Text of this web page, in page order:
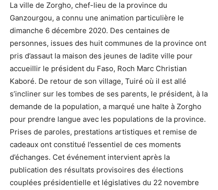
La ville de Zorgho, chef-lieu de la province du
Ganzourgou, a connu une animation particulière le
dimanche 6 décembre 2020. Des centaines de
personnes, issues des huit communes de la province ont
pris d’assaut la maison des jeunes de ladite ville pour
accueillir le président du Faso, Roch Marc Christian
Kaboré. De retour de son village, Tuiré où il est allé
s’incliner sur les tombes de ses parents, le président, à la
demande de la population, a marqué une halte à Zorgho
pour prendre langue avec les populations de la province.
Prises de paroles, prestations artistiques et remise de
cadeaux ont constitué l’essentiel de ces moments
d’échanges. Cet événement intervient après la
publication des résultats provisoires des élections
couplées présidentielle et législatives du 22 novembre